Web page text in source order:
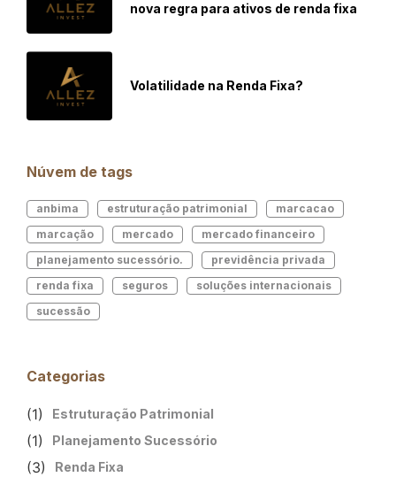
nova regra para ativos de renda fixa
Volatilidade na Renda Fixa?
Núvem de tags
anbima estruturação patrimonial
marcacao
marcação
mercado
mercado financeiro
planejamento sucessório.
previdência privada
renda fixa
seguros
soluções internacionais
sucessão
Categorias
Estruturação Patrimonial
(1)
Planejamento Sucessório
(1)
Renda Fixa
(3)